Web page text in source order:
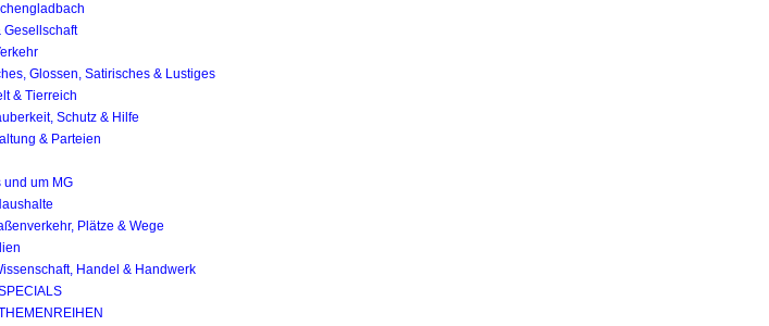
Gesellschaft
Glossen, Satirisches & Lustiges
& Tierreich
Schutz & Hilfe
& Parteien
und um MG
Plätze & Wege
Handel & Handwerk